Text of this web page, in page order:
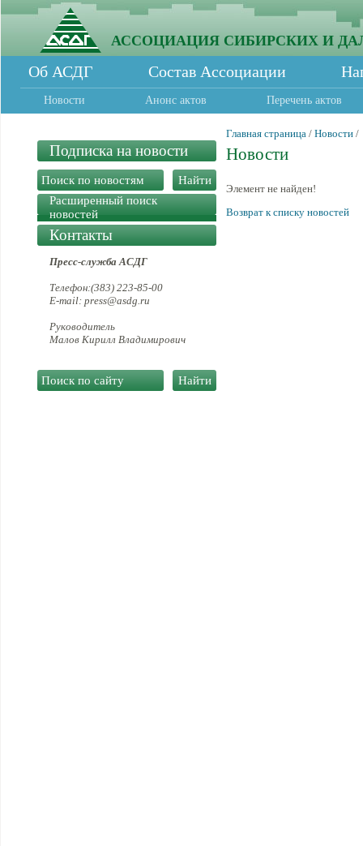
АССОЦИАЦИЯ СИБИРСКИХ И
Об АСДГ Состав Ассоциации
Новости Анонс актов Перечень актов
Подписка на новости
Расширенный поиск
новостей
Контакты
Пресс-служба АСДГ
Телефон:(383) 223-85-00
E-mail: press@asdg.ru
Руководитель
Малов Кирилл Владимирович
Главная страница / Новости /
Новости
Элемент не найден!
Возврат к списку новостей